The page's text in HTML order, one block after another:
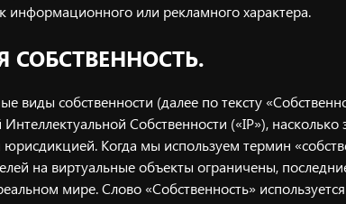
информационного или рекламного характера.
СОБСТВЕННОСТЬ.
виды собственности (далее по тексту
Собственности («IP»),
Когда мы используем термин
на виртуальные объекты ограничены,
мире. Слово «Собственность»